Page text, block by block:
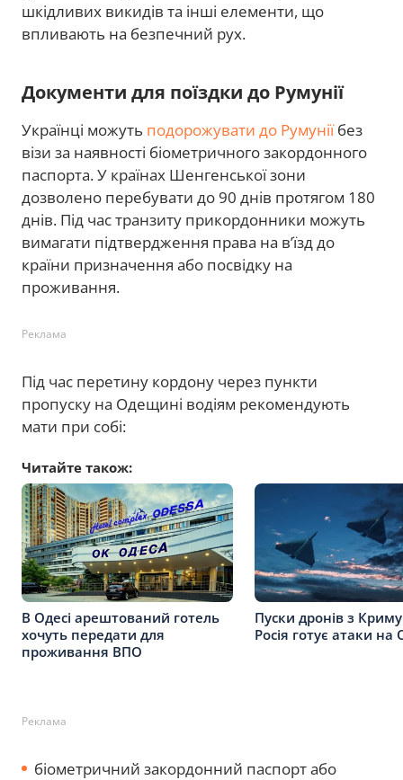
шкідливих викидів та інші елементи, що
впливають на безпечний рух.
Документи для поїздки до Румунії
Українці можуть подорожувати до Румуніїбез
візи за наявності біометричного закордонного
паспорта. У країнах Шенгенської зони
дозволено перебувати до 90 днів протягом 180
днів. Під час транзиту прикордонники можуть
вимагати підтвердження права на в’їзд до
країни призначення або посвідку на
проживання.
Реклама
Під час перетину кордону через пункти
пропуску на Одещині водіям рекомендують
мати при собі:
Читайте також:
В Одесі арештований готель
хочуть передати для
проживання ВПО
Пуски дронів з
Росія готує атаки
Реклама
біометричний закордонний паспорт або